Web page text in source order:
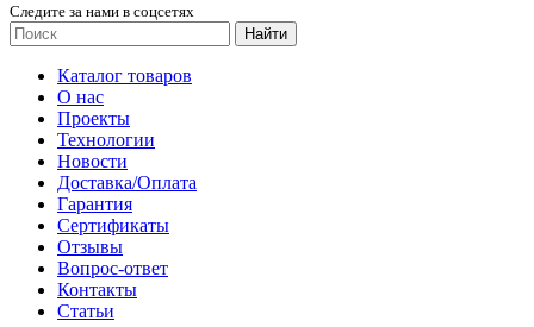
Следите за нами в соцсетях
Найти
Каталог товаров
О нас
Проекты
Технологии
Новости
Доставка/Оплата
Гарантия
Сертификаты
Отзывы
Вопрос-ответ
Контакты
Статьи